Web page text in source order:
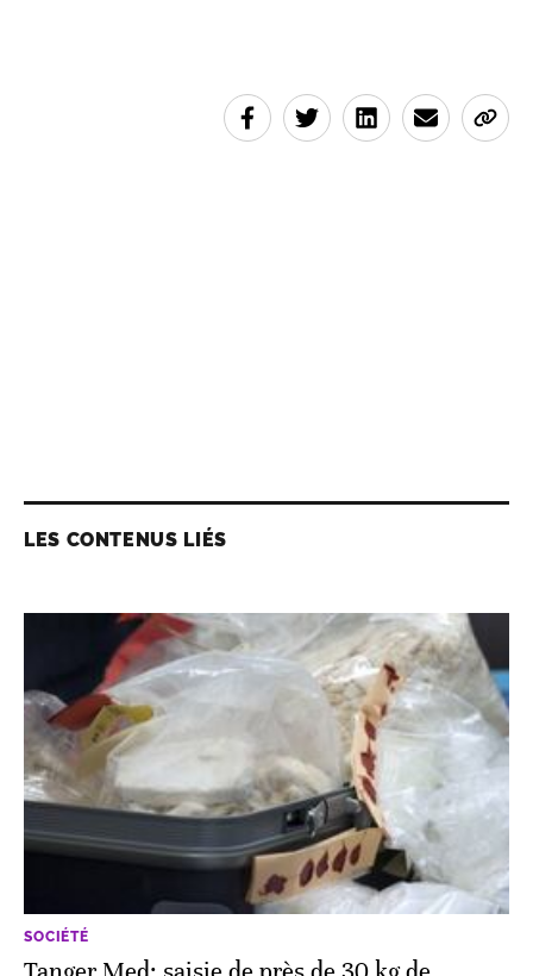
LES CONTENUS LIÉS
SOCIÉTÉ